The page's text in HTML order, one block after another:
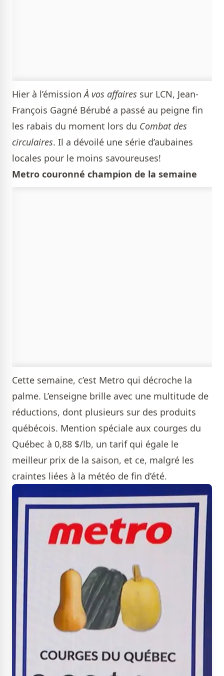
Hier à l’émissionÀ vos affaires sur LCN, Jean-
François Gagné Bérubé a passé au peigne fin
les rabais du moment lors du Combat des
circulaires. Il a dévoilé une série d’aubaines
locales pour le moins savoureuses!
Metro couronné champion de la semaine
Cette semaine, c’est Metro qui décroche la
palme. L’enseigne brille avec une multitude de
réductions, dont plusieurs sur des produits
québécois. Mention spéciale aux courges du
Québec à 0,88 $/lb, un tarif qui égale le
meilleur prix de la saison, et ce, malgré les
craintes liées à la météo de fin d’été.